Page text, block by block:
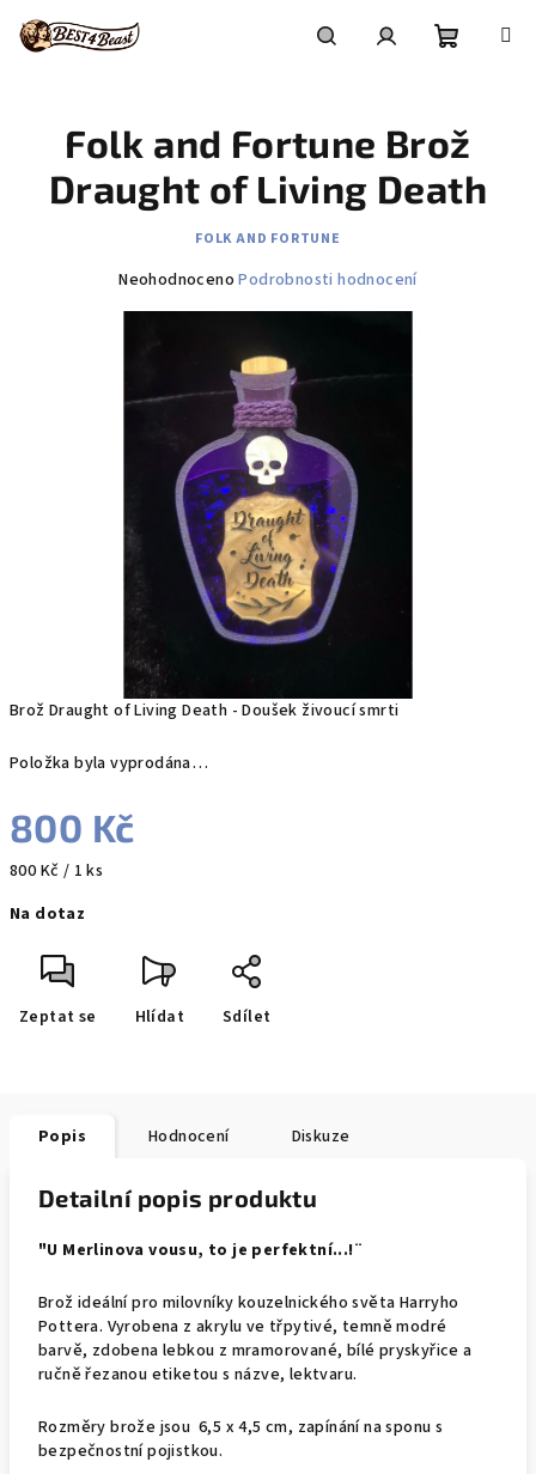
obsah
košík
Brož Draught of Living Death - Doušek živoucí smrti
Položka byla vyprodána…
800 Kč
Měrná
800 Kč / 1 ks
Na dotaz
Zeptat se Hlídat Sdílet
Folk and Fortune Brož
Draught of Living Death
FOLK AND FORTUNE
Průměrné
z
hvězdiček.
Neohodnoceno Podrobnosti hodnocení
Popis Hodnocení Diskuze
Detailní popis produktu
"U Merlinova vousu, to je perfektní...!¨
Brož ideální pro milovníky kouzelnického světa Harryho
Pottera. Vyrobena z akrylu ve třpytivé, temně modré
barvě, zdobena lebkou z mramorované, bílé pryskyřice a
ručně řezanou etiketou s názve, lektvaru.
Rozměry brože jsou 6,5 x 4,5 cm, zapínání na sponu s
bezpečnostní pojistkou.